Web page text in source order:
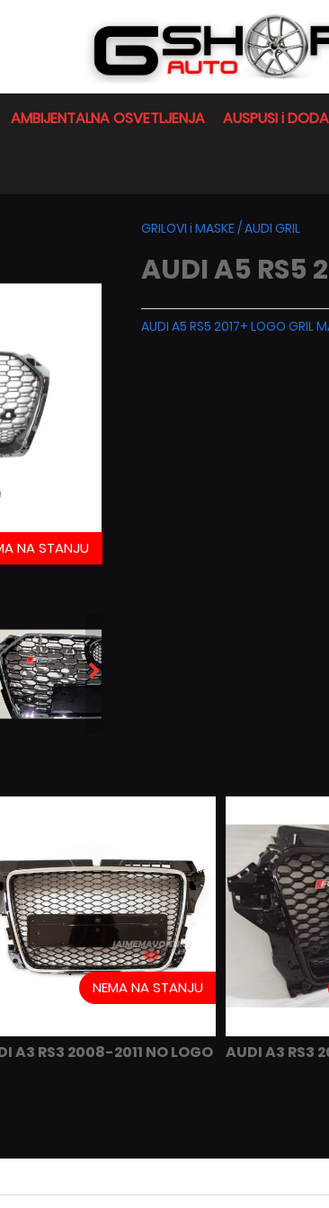
AMBIJENTALNA OSVETLJENJA AUSPUSI i
NA STANJU
GRILOVI i MASKE/AUDI GRIL
AUDI A5 RS5
AUDI A5 RS5 2017+ LOGO GRIL
NEMA NA STANJU
A3 RS3 2008-2011 NO LOGO AUDI A3 RS3